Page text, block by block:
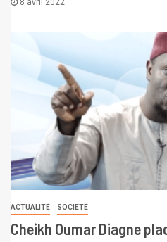
8 avril 2022
ACTUALITÉ SOCIETÉ
Cheikh Oumar Diagne